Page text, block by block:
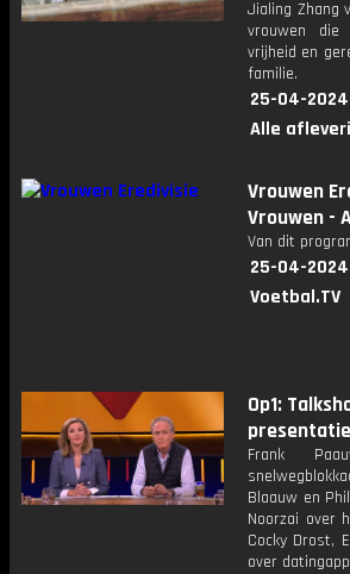
Jialing Zhang
vrouwen die
vrijheid en
familie.
25-04-2024
Alle
Vrouwen
Vrouwen -
Van dit
25-04-2024
Voetbal.TV
Op1:
Frank
Blaauw en
Noorzai over
Cocky Drost,
over